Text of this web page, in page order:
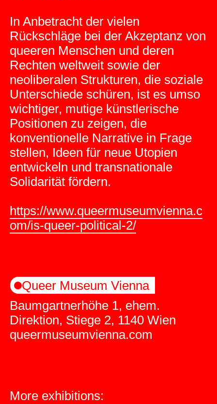
In Anbetracht der vielen
Rückschläge bei der Akzeptanz von
queeren Menschen und deren
Rechten weltweit sowie der
neoliberalen Strukturen, die soziale
Unterschiede schüren, ist es umso
wichtiger, mutige künstlerische
Positionen zu zeigen, die
konventionelle Narrative in Frage
stellen, Ideen für neue Utopien
entwickeln und transnationale
Solidarität fördern.
https://www.queermuseumvienna.c
om/is-queer-political-2/
Queer Museum Vienna
Baumgartnerhöhe 1, ehem.
Direktion, Stiege 2, 1140 Wien
queermuseumvienna.com
More exhibitions: